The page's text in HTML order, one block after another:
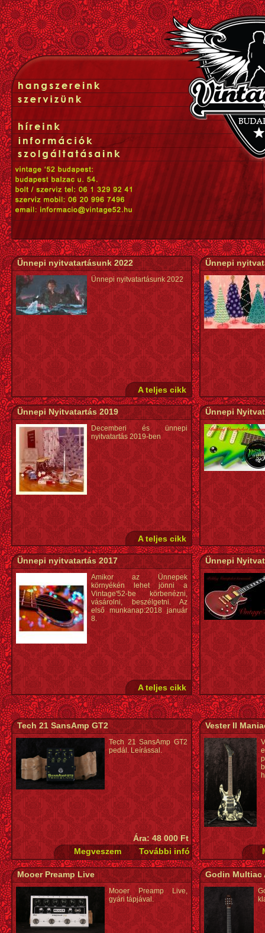
Ünnepi nyitvatartásunk 2022
Ünnepi nyitvatartásunk 2022
A teljes cikk
Ünnepi
Ünnepi Nyitvatartás 2019
Decemberi és ünnepi
nyitvatartás 2019-ben
A teljes cikk
Ünnepi
Ünnepi nyitvatartás 2017
Amikor az Ünnepek
környékén lehet jönni a
Vintage'52-be körbenézni,
vásárolni, beszélgetni. Az
első munkanap:2018 január
8.
A teljes cikk
Ünnepi
Tech 21 SansAmp GT2
Tech 21 SansAmp GT2
pedál. Leírással.
Ára: 48 000 Ft
Vester II
Mooer Preamp Live
Mooer Preamp Live,
gyári tápjával.
Godin Multiac